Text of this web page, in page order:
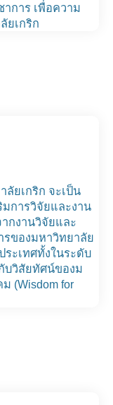
การ เพื่อความ
ยเกริก
ยเกริก จะเป็น
การวิจัยและงาน
กงานวิจัยและ
รของมหาวิทยาลัย
ะเทศทั้งในระดับ
บวิสัยทัศน์ของม
(Wisdom for